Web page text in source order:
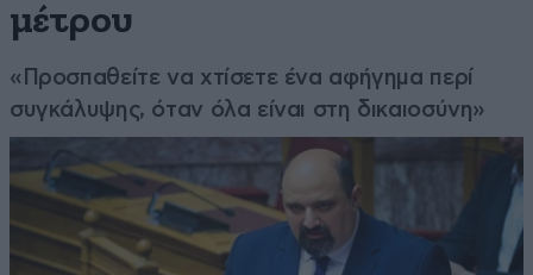
μέτρου
«Προσπαθείτε να χτίσετε ένα αφήγημα περί
συγκάλυψης, όταν όλα είναι στη δικαιοσύνη»